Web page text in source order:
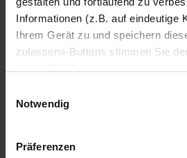
Informationen (z.B. auf eindeutige
Ihrem Gerät zu und speichern
zulassen»-Buttons stimmen Sie
«Cookie-Einstellungen verwalten»
Einstellungen werden unseren
keinen Einfluss auf die
erhalten Sie in unserer
Notwendig
Präferenzen